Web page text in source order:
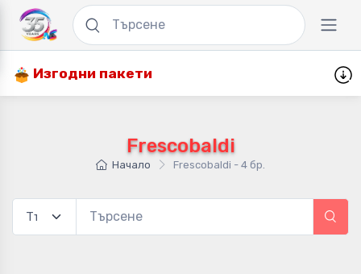
Изгодни пакети
Frescobaldi
Начало Frescobaldi - 4 бр.